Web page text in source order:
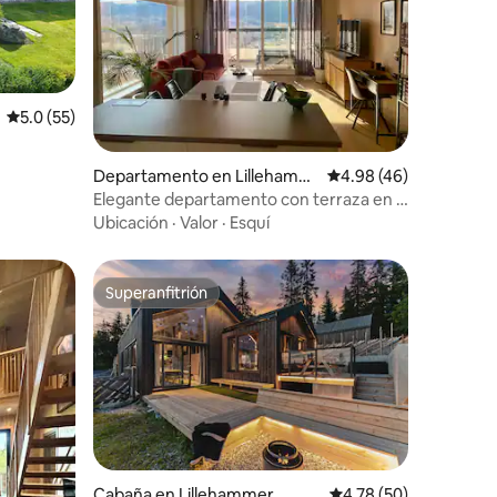
Calificación promedio: 5.0 de 5; 55 evaluaciones
5.0 (55)
Departamento en Lillehamm
er
Calificación
4.98 (46)
Elegante departamento con terraza en la
azotea justo en el centro de la ciudad
Ubicación · Valor · Esquí
Superanfitrión
Superanfitrión